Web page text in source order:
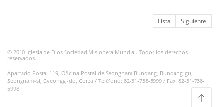
Lista Siguiente
© 2010 Iglesia de Dios Sociedad Misionera Mundial. Todos los derechos
reservados.
Apartado Postal 119, Oficina Postal de Seongnam Bundang, Bundang-gu,
Seongnam-si, Gyeonggi-do, Corea / Teléfono: 82-31-738-5999 / Fax: 82-31-738-
5998